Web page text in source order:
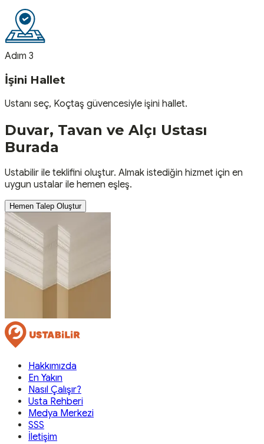
Adım 3
İşini Hallet
Ustanı seç, Koçtaş güvencesiyle işini hallet.
Duvar, Tavan ve Alçı Ustası
Burada
Ustabilir ile teklifini oluştur. Almak istediğin hizmet için en
uygun ustalar ile hemen eşleş.
Hemen Talep Oluştur
Hakkımızda
En Yakın
Nasıl Çalışır?
Usta Rehberi
Medya Merkezi
SSS
İletişim